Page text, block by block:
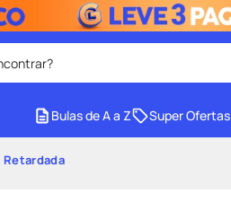
Bulas de A a Z Super Ofertas